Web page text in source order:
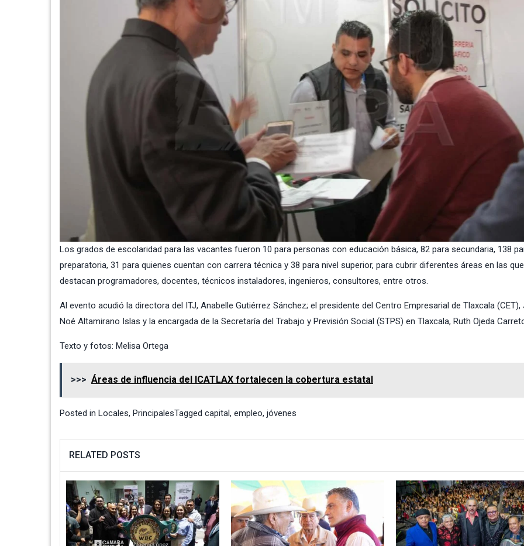
Los grados de escolaridad para las vacantes fueron 10 para personas con educación básica, 82 para secundaria, 138
preparatoria, 31 para quienes cuentan con carrera técnica y 38 para nivel superior, para cubrir diferentes áreas en las que
destacan programadores, docentes, técnicos instaladores, ingenieros, consultores, entre otros.
Al evento acudió la directora del ITJ, Anabelle Gutiérrez Sánchez; el presidente del Centro Empresarial de Tlaxcala (CET),
Noé Altamirano Islas y la encargada de la Secretaría del Trabajo y Previsión Social (STPS) en Tlaxcala, Ruth Ojeda
Texto y fotos: Melisa Ortega
>>> Áreas de influencia del ICATLAX fortalecen la cobertura estatal
Posted in Locales, PrincipalesTagged capital, empleo, jóvenes
RELATED POSTS